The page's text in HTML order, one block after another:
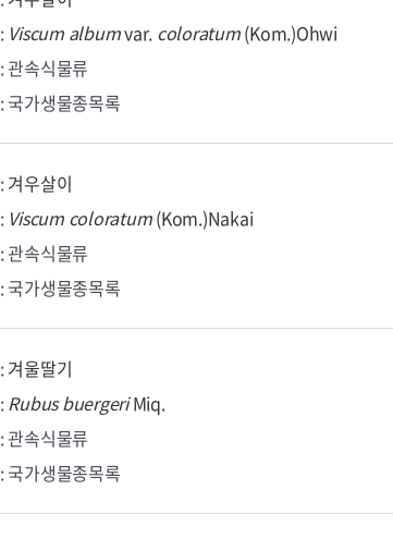
: Viscum albumvar. coloratum(Kom.)Ohwi
: 관속식물류
: 국가생물종목록
:겨우살이
: Viscum coloratum(Kom.)Nakai
: 관속식물류
: 국가생물종목록
:겨울딸기
:Rubus buergeriMiq.
: 관속식물류
: 국가생물종목록